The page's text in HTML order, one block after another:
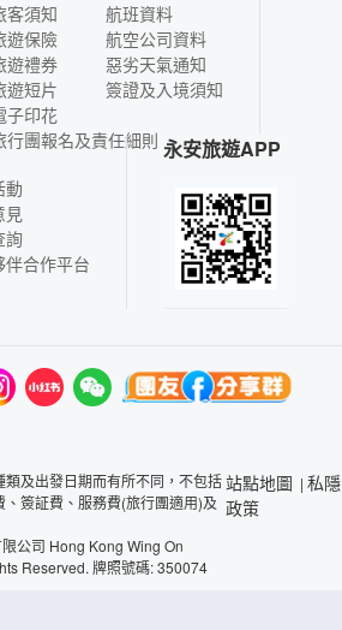
客須知
遊保險
遊禮券
遊短片
子印花
航班資料
航空公司資料
惡劣天氣通知
簽證及入境須知
行團報名及責任細則
動
見
詢
伴合作平台
永安旅遊APP
及出發日期而有所不同，不包括
簽証費、服務費(旅行團適用)及
公司 Hong Kong Wing On
Reserved. 牌照號碼: 350074
站點地圖 | 私隱
政策